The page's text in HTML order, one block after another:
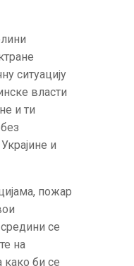
ситуацију
власти
и ти
и
пожар
се
на
како би се